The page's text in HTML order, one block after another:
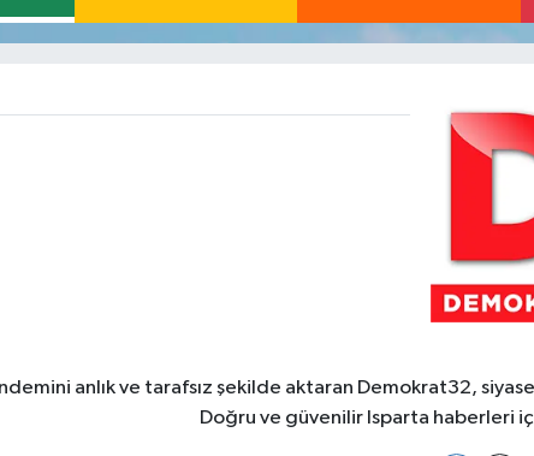
anlık ve tarafsız şekilde aktaran Demokrat32,
Doğru ve güvenilir Isparta haberleri